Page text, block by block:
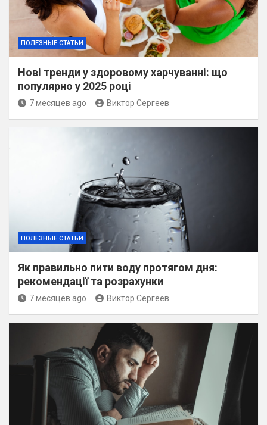
ПОЛЕЗНЫЕ СТАТЬИ
Нові тренди у здоровому харчуванні: що
популярно у 2025 році
7 месяцев ago Виктор Сергеев
ПОЛЕЗНЫЕ СТАТЬИ
Як правильно пити воду протягом дня:
рекомендації та розрахунки
7 месяцев ago Виктор Сергеев